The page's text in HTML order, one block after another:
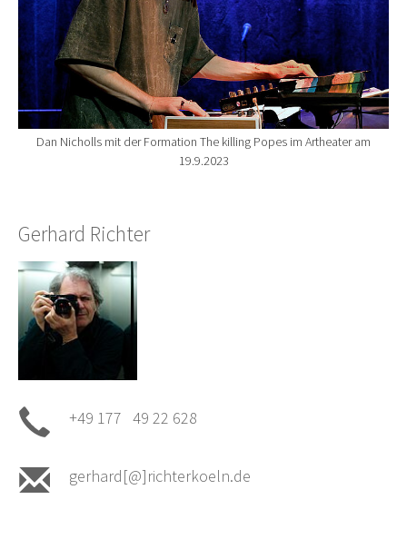
Dan Nicholls mit der Formation The killing Popes im Artheater am
19.9.2023
Gerhard Richter
+49 177 49 22 628
gerhard[@]richterkoeln.de